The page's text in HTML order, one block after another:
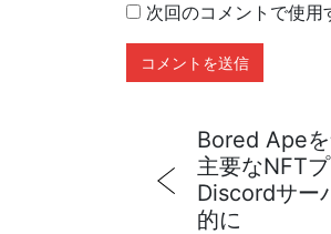
次回のコメントで使用
Bored Ape
主要なNFT
Discordサー
的に